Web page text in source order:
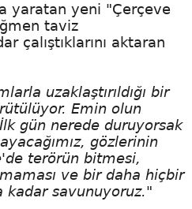
yaratan yeni "Çerçeve
taviz
çalıştıklarını aktaran
uzaklaştırıldığı bir
Emin olun
gün nerede duruyorsak
gözlerinin
terörün bitmesi,
ve bir daha hiçbir
kadar savunuyoruz."